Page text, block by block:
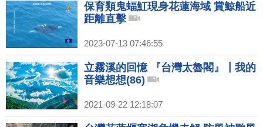
保育類鬼蝠魟現身花蓮海域 賞鯨船近
距離直擊
2023-07-13 07:46:55
立霧溪的回憶 『台灣太魯閣』┃我的
音樂想想(86)
2021-09-22 12:18:07